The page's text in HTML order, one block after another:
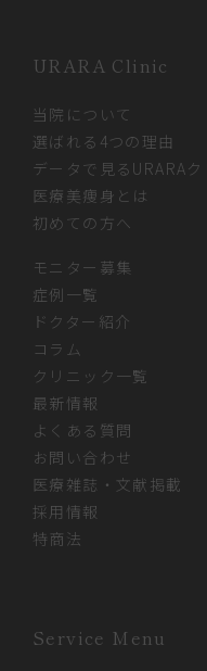
URARA Clinic
当院について
選ばれる4つの理由
データで見るURARA
医療美痩身とは
初めての方へ
モニター募集
症例一覧
ドクター紹介
コラム
クリニック一覧
最新情報
よくある質問
お問い合わせ
医療雑誌・文献掲載
採用情報
特商法
Service Menu